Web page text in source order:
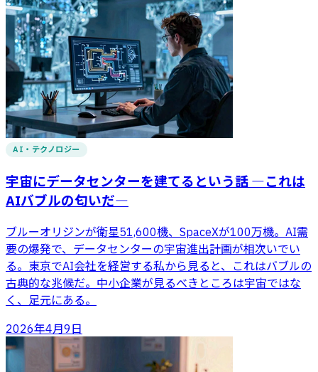
AI・テクノロジー
宇宙にデータセンターを建てるという話 ―これは
AIバブルの匂いだ―
ブルーオリジンが衛星51,600機、SpaceXが100万機。AI需
要の爆発で、データセンターの宇宙進出計画が相次いでい
る。東京でAI会社を経営する私から見ると、これはバブルの
古典的な兆候だ。中小企業が見るべきところは宇宙ではな
く、足元にある。
2026年4月9日